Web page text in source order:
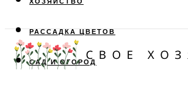
РАССАДКА ЦВЕТОВ
САД И ОГОРОД